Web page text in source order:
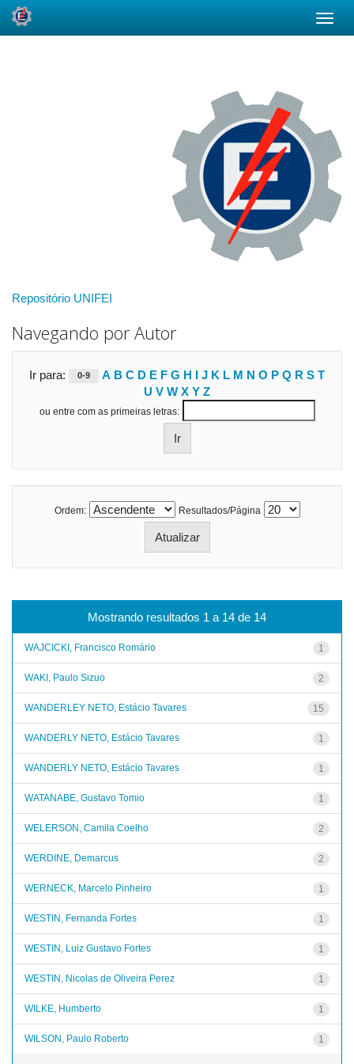
Repositório UNIFEI
Navegando por Autor
Ir para: 0-9 A B C D E F G H I J K L M N O P Q R S T
U V W X Y Z
ou entre com as primeiras letras:
Ordem: Resultados/Página
Mostrando resultados 1 a 14 de 14
WAJCICKI, Francisco Romário 1
WAKI, Paulo Sizuo 2
WANDERLEY NETO, Estácio Tavares 15
WANDERLY NETO, Estácio Tavares 1
WANDERLY NETO, Estácio Tavares 1
WATANABE, Gustavo Tomio 1
WELERSON, Camila Coelho 2
WERDINE, Demarcus 2
WERNECK, Marcelo Pinheiro 1
WESTIN, Fernanda Fortes 1
WESTIN, Luiz Gustavo Fortes 1
WESTIN, Nicolas de Oliveira Perez 1
WILKE, Humberto 1
WILSON, Paulo Roberto 1